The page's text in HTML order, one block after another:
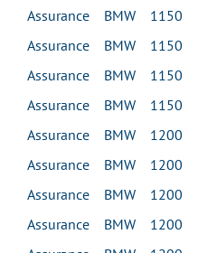
Assurance BMW 1150
Assurance BMW 1150
Assurance BMW 1150
Assurance BMW 1150 R
Assurance BMW 1200
Assurance BMW 1200
Assurance BMW 1200
Assurance BMW 1200